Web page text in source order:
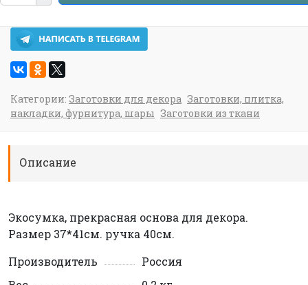
Категории: Заготовки для декора Заготовки, плитка,
накладки, фурнитура, шары Заготовки из ткани
Описание
Экосумка, прекрасная основа для декора.
Размер 37*41см. ручка 40см.
Производитель
Россия